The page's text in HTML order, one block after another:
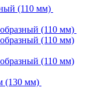
(110 мм)
(110 мм)
(110 мм)
(110 мм)
(130 мм)